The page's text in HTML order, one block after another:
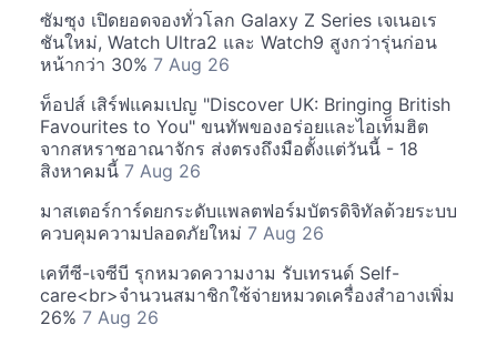
ซัมซุง เปิดยอดจองทั่วโลก Galaxy Z Series เจเนอเร
ชันใหม่, Watch Ultra2 และ Watch9 สูงกว่ารุ่นก่อน
หน้ากว่า 30% 7 Aug 26
ท็อปส์ เสิร์ฟแคมเปญ "Discover UK: Bringing British
Favourites to You" ขนทัพของอร่อยและไอเท็มฮิต
จากสหราชอาณาจักร ส่งตรงถึงมือตั้งแต่วันนี้ - 18
สิงหาคมนี้ 7 Aug 26
มาสเตอร์การ์ดยกระดับแพลตฟอร์มบัตรดิจิทัลด้วยระบบ
ควบคุมความปลอดภัยใหม่ 7 Aug 26
เคทีซี-เจซีบี รุกหมวดความงาม รับเทรนด์ Self-
care<br>จำนวนสมาชิกใช้จ่ายหมวดเครื่องสำอางเพิ่ม
26% 7 Aug 26